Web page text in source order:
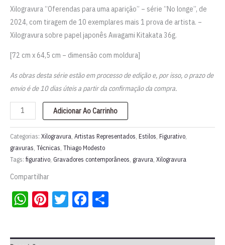
Xilogravura “Oferendas para uma aparição” – série “No longe”, de
2024, com tiragem de 10 exemplares mais 1 prova de artista. –
Xilogravura sobre papel japonês Awagami Kitakata 36g.
[72 cm x 64,5 cm – dimensão com moldura]
As obras desta série estão em processo de edição e, por isso, o prazo de
envio é de 10 dias úteis a partir da confirmação da compra.
Xilogravura
“Oferendas
para
uma
aparição”
–
“No
Thiago
Adicionar Ao Carrinho
Categorias: Xilogravura Artistas Representados Estilos Figurativo
gravuras Técnicas Thiago Modesto
Tags: figurativo Gravadores contemporâneos gravura Xilogravura
Compartilhar
WhatsApp
Pinterest
TwitterFacebook